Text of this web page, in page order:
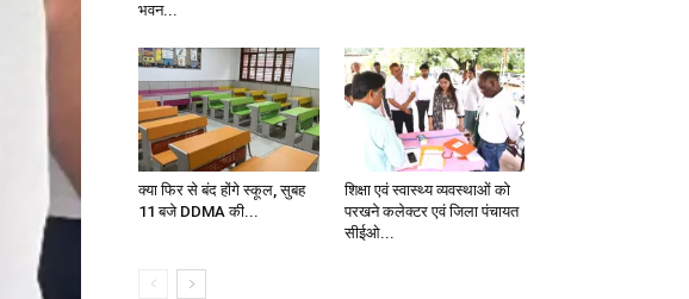
भवन...
क्या फिर से बंद होंगे स्कूल, सुबह
11 बजे DDMA की...
शिक्षा एवं स्वास्थ्य व्यवस्थाओं को
परखने कलेक्टर एवं जिला पंचायत
सीईओ...